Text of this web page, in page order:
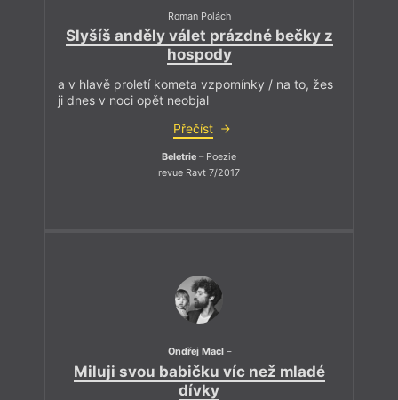
Roman Polách
Slyšíš anděly válet prázdné bečky z
hospody
a v hlavě proletí kometa vzpomínky / na to, žes
ji dnes v noci opět neobjal
Přečíst
Beletrie – Poezie
revue Ravt 7/2017
Ondřej Macl –
Miluji svou babičku víc než mladé
dívky